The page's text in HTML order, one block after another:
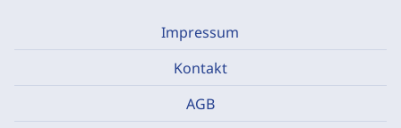
Impressum
Kontakt
AGB